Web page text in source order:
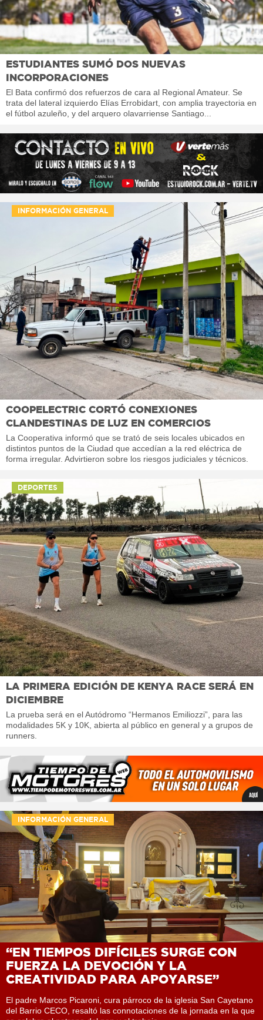
ESTUDIANTES SUMÓ DOS NUEVAS
INCORPORACIONES
El Bata confirmó dos refuerzos de cara al Regional Amateur. Se
trata del lateral izquierdo Elías Errobidart, con amplia trayectoria en
el fútbol azuleño, y del arquero olavarriense Santiago...
INFORMACIÓN GENERAL
COOPELECTRIC CORTÓ CONEXIONES
CLANDESTINAS DE LUZ EN COMERCIOS
La Cooperativa informó que se trató de seis locales ubicados en
distintos puntos de la Ciudad que accedían a la red eléctrica de
forma irregular. Advirtieron sobre los riesgos judiciales y técnicos.
DEPORTES
LA PRIMERA EDICIÓN DE KENYA RACE SERÁ EN
DICIEMBRE
La prueba será en el Autódromo “Hermanos Emiliozzi”, para las
modalidades 5K y 10K, abierta al público en general y a grupos de
runners.
INFORMACIÓN GENERAL
“EN TIEMPOS DIFÍCILES SURGE CON
FUERZA LA DEVOCIÓN Y LA
CREATIVIDAD PARA APOYARSE”
El padre Marcos Picaroni, cura párroco de la iglesia San Cayetano
del Barrio CECO, resaltó las connotaciones de la jornada en la que